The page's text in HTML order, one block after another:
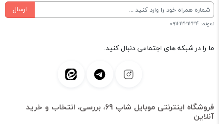
ارسال
نمونه: 09121231234
ما را در شبکه های اجتماعی دنبال کنید.
فروشگاه اینترنتی موبایل شاپ 69، بررسی، انتخاب و خرید
آنلاین